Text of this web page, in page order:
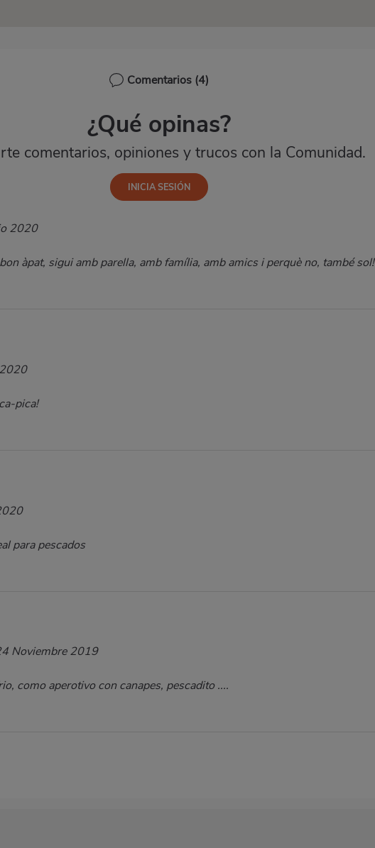
Comentarios (4)
¿Qué opinas?
comentarios, opiniones y trucos con la Comunidad.
2020
àpat, sigui amb parella, amb família, amb amics i perquè no, també sol!
pica!
para pescados
Noviembre 2019
como aperotivo con canapes, pescadito ....